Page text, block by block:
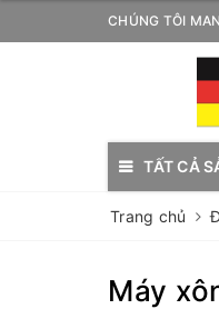
CHÚNG TÔI
TẤT CẢ
Trang chủ
Máy